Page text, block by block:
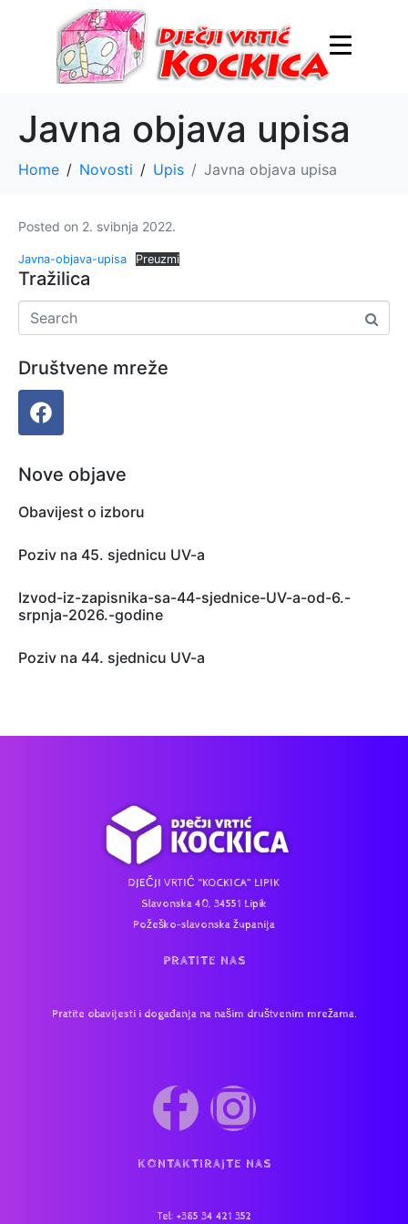
Javna objava upisa
Home Novosti Upis Javna objava upisa
Posted on 2. svibnja 2022.
Javna-objava-upisa Preuzmi
Tražilica
Društvene mreže
Nove objave
Obavijest o izboru
Poziv na 45. sjednicu UV-a
Izvod-iz-zapisnika-sa-44-sjednice-UV-a-od-6.-
srpnja-2026.-godine
Poziv na 44. sjednicu UV-a
DJEČJI VRTIĆ “KOCKICA” LIPIK
Slavonska 40, 34551 Lipik
Požeško-slavonska županija
PRATITE NAS
Pratite obavijesti i događanja na našim društvenim mrežama.
KONTAKTIRAJTE NAS
Tel: +385 34 421 352